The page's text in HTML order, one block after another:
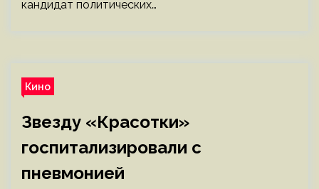
кандидат политических…
Кино
Звезду «Красотки»
госпитализировали с
пневмонией